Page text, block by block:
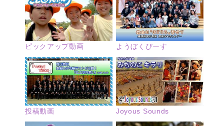
ピックアップ動画 ようぼくぴーす
投稿動画 Joyous Sounds